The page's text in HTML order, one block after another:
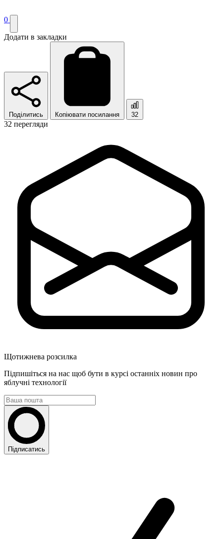
0
Додати в закладки
Поділитись Копіювати посилання 32
32 перегляди
Щотижнева розсилка
Підпишіться на нас щоб бути в курсі останніх новин про
яблучні технології
Підписатись